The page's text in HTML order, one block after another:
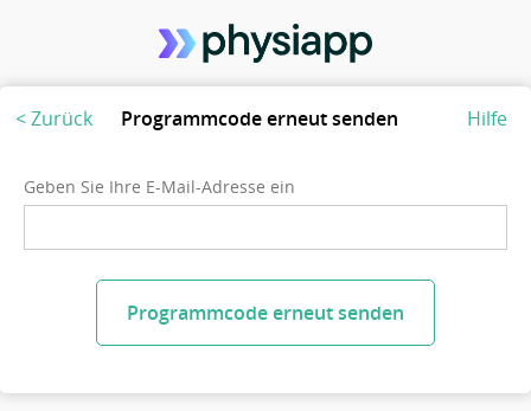
< Zurück Programmcode erneut senden Hilfe
Geben Sie Ihre E-Mail-Adresse ein
Programmcode erneut senden